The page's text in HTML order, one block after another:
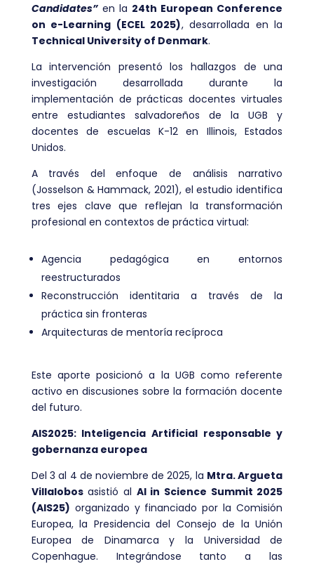
Candidates”en la 24th European Conference
on e-Learning (ECEL 2025), desarrollada en la
Technical University of Denmark.
La intervención presentó los hallazgos de una
investigación desarrollada durante la
implementación de prácticas docentes virtuales
entre estudiantes salvadoreños de la UGB y
docentes de escuelas K-12 en Illinois, Estados
Unidos.
A través del enfoque de análisis narrativo
(Josselson & Hammack, 2021), el estudio identifica
tres ejes clave que reflejan la transformación
profesional en contextos de práctica virtual:
Agencia pedagógica en entornos
reestructurados
Reconstrucción identitaria a través de la
práctica sin fronteras
Arquitecturas de mentoría recíproca
Este aporte posicionó a la UGB como referente
activo en discusiones sobre la formación docente
del futuro.
AIS2025: Inteligencia Artificial responsable y
gobernanza europea
Del 3 al 4 de noviembre de 2025, la Mtra. Argueta
Villalobosasistió al AI in Science Summit 2025
(AIS25) organizado y financiado por la Comisión
Europea, la Presidencia del Consejo de la Unión
Europea de Dinamarca y la Universidad de
Copenhague. Integrándose tanto a las